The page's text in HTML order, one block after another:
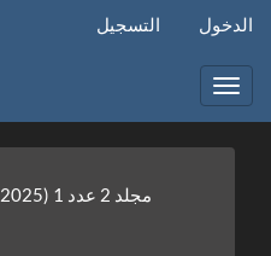
التسجيل الدخول